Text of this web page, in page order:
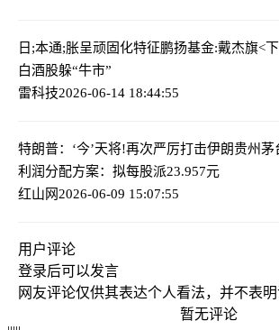
日;本通;胀呈顽固化特征鹏扬基金:戴杰旗<
白酒股躲“牛市”
雷科技2026-06-14 18:44:55
特朗普：‘今’天将!再次严厉打击伊朗贵州茅
利润分配方案：拟每股派23.957元
红山网2026-06-09 15:07:55
用户评论
登录后可以发言
网友评论仅供其表达个人看法，并不表
暂无评论